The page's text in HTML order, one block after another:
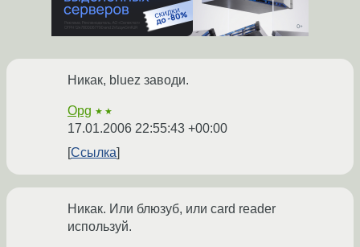
Никак, bluez заводи.
Opg ★★
17.01.2006 22:55:43 +00:00
Ссылка
Никак. Или блюзуб, или card reader
используй.